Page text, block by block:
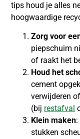
tips houd je alles
hoogwaardige
Zorg voor
piepschuim
of raakt het
Houd het
cement
verwijderen
(bij restafval
Klein maken
stukken